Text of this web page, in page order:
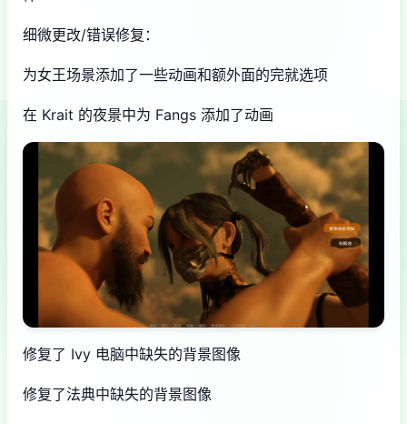
细微更改/错误修复：
为女王场景添加了一些动画和额外面的完就选项
在 Krait 的夜景中为 Fangs 添加了动画
修复了 Ivy 电脑中缺失的背景图像
修复了法典中缺失的背景图像